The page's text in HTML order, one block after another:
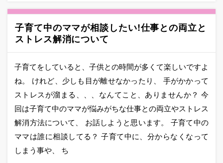
子育て中のママが相談したい!仕事との両立と
ストレス解消について
子育てをしていると、子供との時間が多くて楽しいですよ
ね。 けれど、少しも目が離せなかったり、 手がかかって
ストレスが溜まる、、、なんてこと、ありませんか？ 今
回は子育て中のママが悩みがちな仕事との両立やストレス
解消方法について、 お話しようと思います。 子育て中の
ママは誰に相談してる？ 子育て中に、分からなくなって
しまう事や、 ち